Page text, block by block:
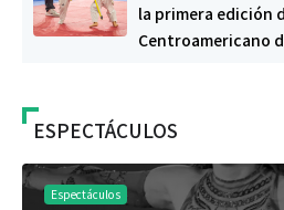
la primera edición
Centroamericano
ESPECTÁCULOS
Espectáculos